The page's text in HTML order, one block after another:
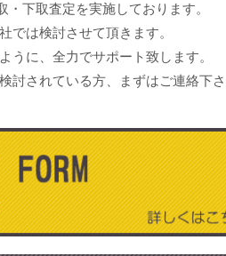
下取査定を実施しております。
では検討させて頂きます。
うに、全力でサポート致します。
されている方、まずはご連絡下さ